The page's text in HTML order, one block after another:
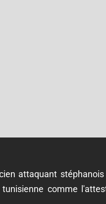
attaquant
comme